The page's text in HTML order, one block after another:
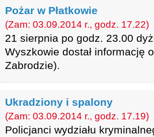
Pożar w Płatkowie
(Zam: 03.09.2014 r., godz. 17.22)
21 sierpnia po godz. 23.00
Wyszkowie dostał informację
Zabrodzie).
Ukradziony i spalony
(Zam: 03.09.2014 r., godz. 17.19)
Policjanci wydziału